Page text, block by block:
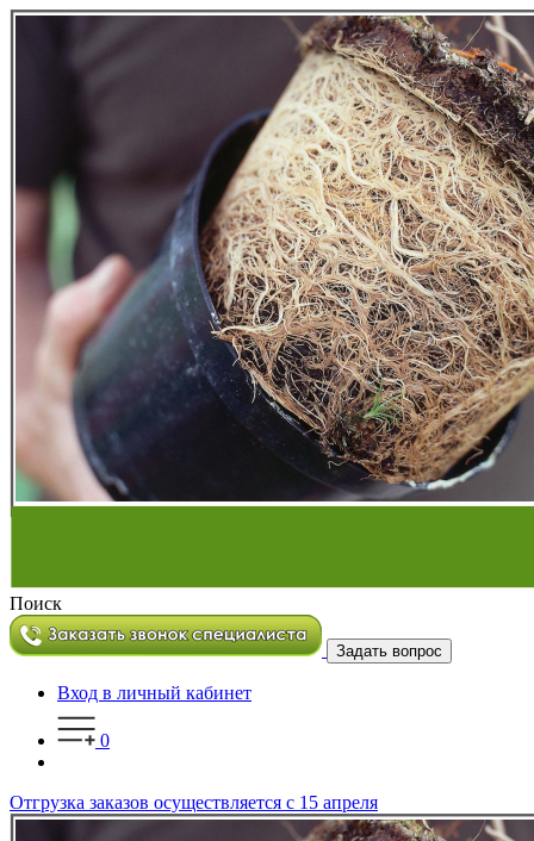
Поиск
Задать вопрос
Вход в личный кабинет
0
Отгрузка заказов осуществляется с 15 апреля